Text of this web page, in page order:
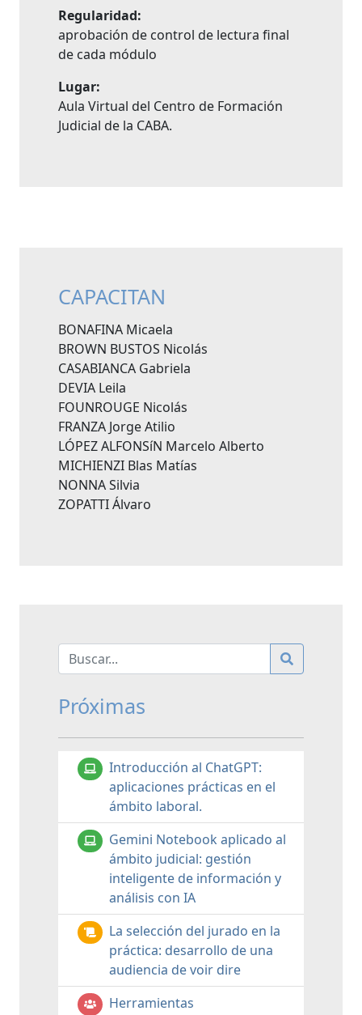
Regularidad:
aprobación de control de lectura final
de cada módulo
Lugar:
Aula Virtual del Centro de Formación
Judicial de la CABA.
CAPACITAN
BONAFINA Micaela
BROWN BUSTOS Nicolás
CASABIANCA Gabriela
DEVIA Leila
FOUNROUGE Nicolás
FRANZA Jorge Atilio
LÓPEZ ALFONSíN Marcelo Alberto
MICHIENZI Blas Matías
NONNA Silvia
ZOPATTI Álvaro
Próximas
Introducción al ChatGPT:
aplicaciones prácticas en el
ámbito laboral.
Gemini Notebook aplicado al
ámbito judicial: gestión
inteligente de información y
análisis con IA
La selección del jurado en la
práctica: desarrollo de una
audiencia de voir dire
Herramientas